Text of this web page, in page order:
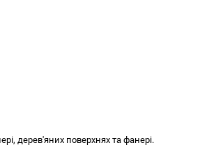
дерев'яних поверхнях та фанері.